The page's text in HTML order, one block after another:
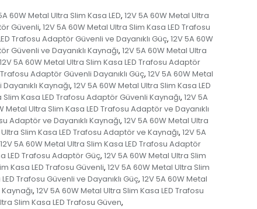
60W Metal Ultra Slim Kasa LED, 12V 5A 60W Metal Ultra
Güvenli, 12V 5A 60W Metal Ultra Slim Kasa LED Trafosu
Trafosu Adaptör Güvenli ve Dayanıklı Güç, 12V 5A 60W
Güvenli ve Dayanıklı Kaynağı, 12V 5A 60W Metal Ultra
12V 5A 60W Metal Ultra Slim Kasa LED Trafosu Adaptör
Adaptör Güvenli Dayanıklı Güç, 12V 5A 60W Metal
Kaynağı, 12V 5A 60W Metal Ultra Slim Kasa LED
Slim Kasa LED Trafosu Adaptör Güvenli Kaynağı, 12V 5A
Metal Ultra Slim Kasa LED Trafosu Adaptör ve Dayanıklı
Adaptör ve Dayanıklı Kaynağı, 12V 5A 60W Metal Ultra
Slim Kasa LED Trafosu Adaptör ve Kaynağı, 12V 5A
12V 5A 60W Metal Ultra Slim Kasa LED Trafosu Adaptör
LED Trafosu Adaptör Güç, 12V 5A 60W Metal Ultra Slim
Kasa LED Trafosu Güvenli, 12V 5A 60W Metal Ultra Slim
Trafosu Güvenli ve Dayanıklı Güç, 12V 5A 60W Metal
, 12V 5A 60W Metal Ultra Slim Kasa LED Trafosu
Slim Kasa LED Trafosu Güven,